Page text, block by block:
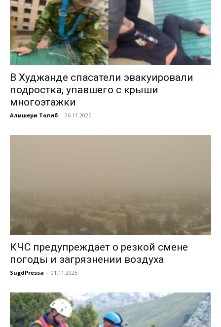
В Худжанде спасатели эвакуировали
подростка, упавшего с крыши
многоэтажки
Алишери Толиб - 26.11.2025
КЧС предупреждает о резкой смене
погоды и загрязнении воздуха
SugdPressa - 01.11.2025